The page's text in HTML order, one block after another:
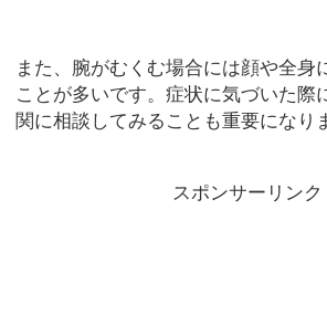
また、腕がむくむ場合には顔や全身
ことが多いです。症状に気づいた際
関に相談してみることも重要になり
スポンサーリンク